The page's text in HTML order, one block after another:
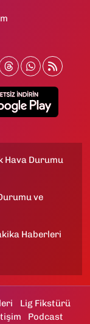
Hava Durumu
ve
Haberleri
Lig Fikstürü
Podcast